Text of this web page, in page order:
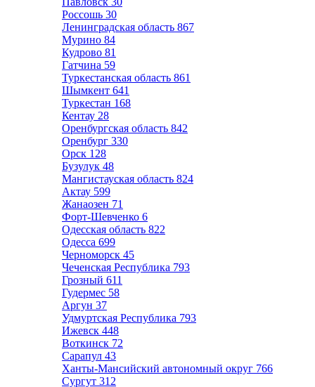
Россошь 30
Ленинградская область 867
Мурино 84
Кудрово 81
Гатчина 59
Туркестанская область 861
Шымкент 641
Туркестан 168
Кентау 28
Оренбургская область 842
Оренбург 330
Орск 128
Бузулук 48
Мангистауская область 824
Актау 599
Жанаозен 71
Форт-Шевченко 6
Одесская область 822
Одесса 699
Черноморск 45
Чеченская Республика 793
Грозный 611
Гудермес 58
Аргун 37
Удмуртская Республика 793
Ижевск 448
Воткинск 72
Сарапул 43
Ханты-Мансийский автономный округ 766
Сургут 312